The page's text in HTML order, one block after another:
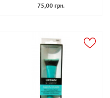
75,00 грн.